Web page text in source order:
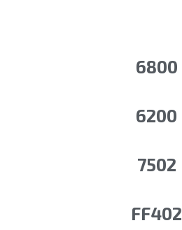
6800
6200
7502
FF402